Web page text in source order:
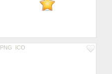
PNG ICO